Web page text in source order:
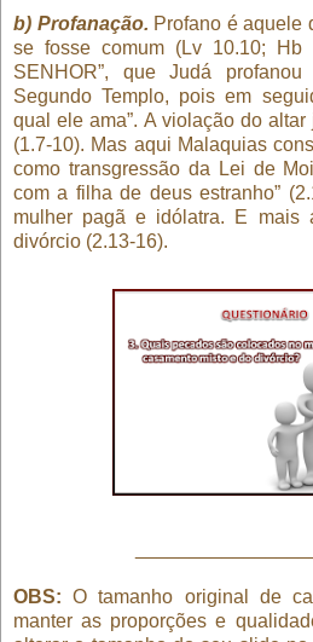
b) Profanação. Profano é aquele
se fosse comum (Lv 10.10; Hb
SENHOR”, que Judá
Segundo Templo, pois em
qual ele ama”. A violação do
(1.7-10). Mas aqui Malaquias
como transgressão da Lei de
com a filha de deus estranho”
mulher pagã e idólatra. E mais
divórcio (2.13-16).
OBS: O tamanho original de
manter as proporções e